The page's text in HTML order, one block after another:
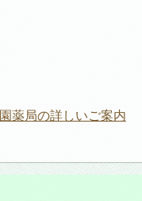
薬局の詳しいご案内